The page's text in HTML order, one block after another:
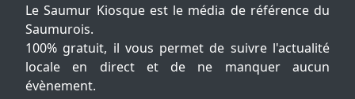
Le Saumur Kiosque est le média de référence du
Saumurois.
100% gratuit, il vous permet de suivre l'actualité
locale en direct et de ne manquer aucun
évènement.